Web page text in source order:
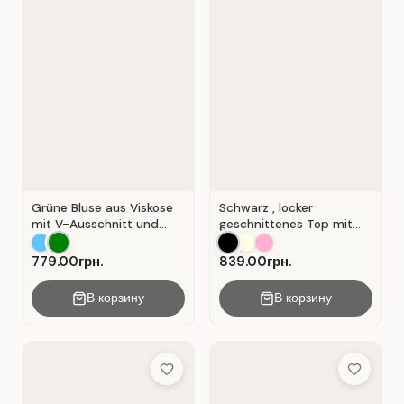
Grüne Bluse aus Viskose
mit V-Ausschnitt und
Wickeloptik. Grün.
779.00грн.
В корзину
Schwarz , locker
geschnittenes Top mit
durchbrochener
Spitzeneinlage.
839.00грн.
В корзину
Add to Wish List Add to